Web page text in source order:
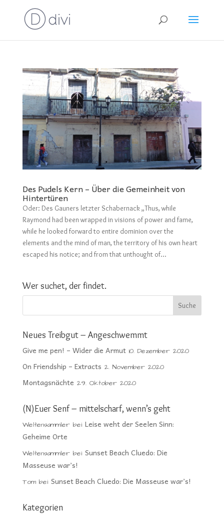
Des Pudels Kern – Über die Gemeinheit von
Hintertüren
Oder: Des Gauners letzter Schabernack „Thus, while
Raymond had been wrapped in visions of power and fame,
while he looked forward to entire dominion over the
elements and the mind of man, the territory of his own heart
escaped his notice; and from that unthought of...
Wer suchet, der findet.
Neues Treibgut – Angeschwemmt
Give me pen! – Wider die Armut 10. Dezember 2020
On Friendship – Extracts 2. November 2020
Montagsnächte 29. Oktober 2020
(N)Euer Senf – mittelscharf, wenn’s geht
Weltensammlerbei Leise weht der Seelen Sinn:
Geheime Orte
Weltensammlerbei Sunset Beach Cluedo: Die
Masseuse war’s!
Tombei Sunset Beach Cluedo: Die Masseuse war’s!
Kategorien